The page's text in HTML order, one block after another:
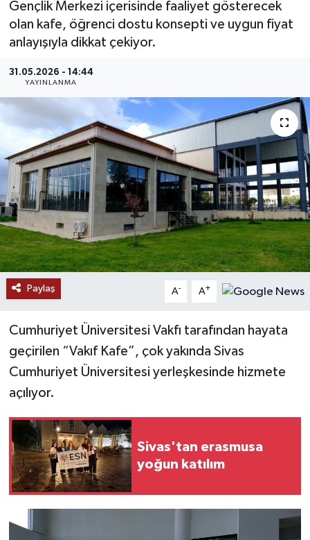
Gençlik Merkezi içerisinde faaliyet gösterecek
olan kafe, öğrenci dostu konsepti ve uygun fiyat
anlayışıyla dikkat çekiyor.
31.05.2026 - 14:44
YAYINLANMA
Paylaş A- A+
Cumhuriyet Üniversitesi Vakfı tarafından hayata
geçirilen “Vakıf Kafe”, çok yakında Sivas
Cumhuriyet Üniversitesi yerleşkesinde hizmete
açılıyor.
Sivas'tan erasmusa
yoğun katılım
MAGAZİN
RESMİ İLANLAR
SAĞLIK
SİYASET
SOSYAL YARDIMLAR
SPONSORLU YAZI
SPOR
YAŞAM